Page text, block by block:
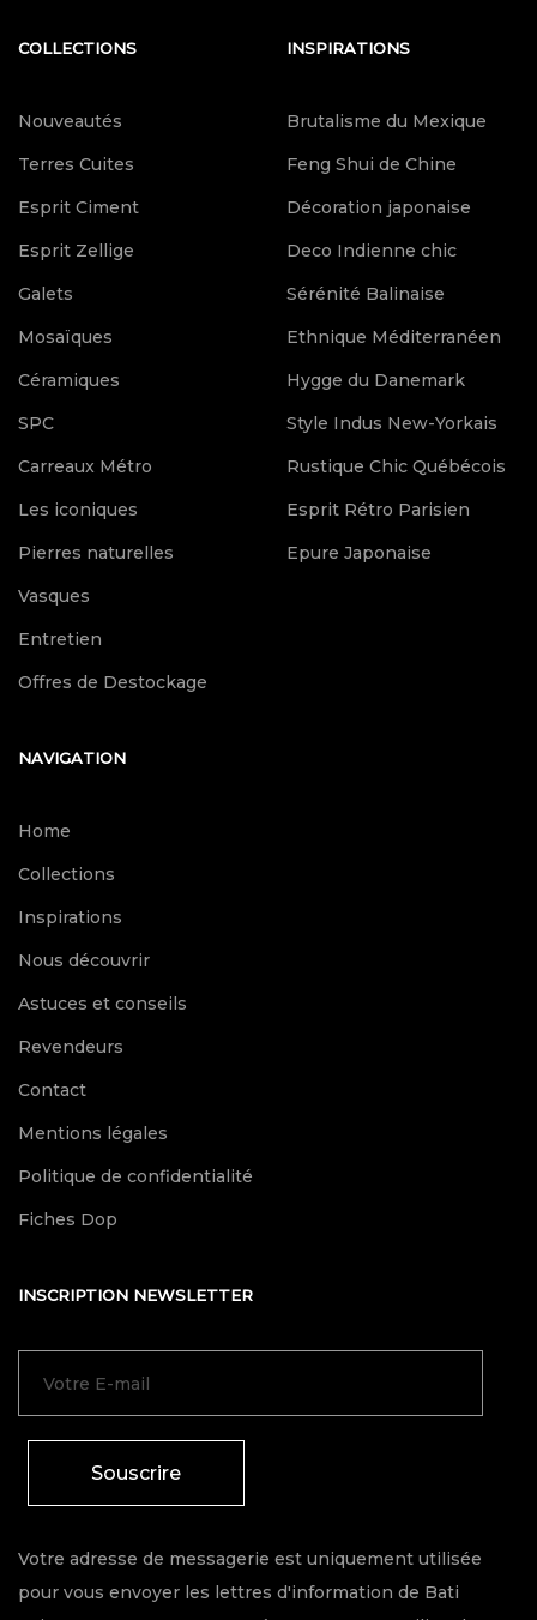
COLLECTIONS
Nouveautés
Terres Cuites
Esprit Ciment
Esprit Zellige
Galets
Mosaïques
Céramiques
SPC
Carreaux Métro
Les iconiques
Pierres naturelles
Vasques
Entretien
Offres de Destockage
INSPIRATIONS
Brutalisme du Mexique
Feng Shui de Chine
Décoration japonaise
Deco Indienne chic
Sérénité Balinaise
Ethnique Méditerranéen
Hygge du Danemark
Style Indus New-Yorkais
Rustique Chic Québécois
Esprit Rétro Parisien
Epure Japonaise
NAVIGATION
Home
Collections
Inspirations
Nous découvrir
Astuces et conseils
Revendeurs
Contact
Mentions légales
Politique de confidentialité
Fiches Dop
INSCRIPTION NEWSLETTER
Souscrire
Votre adresse de messagerie est uniquement utilisée
pour vous envoyer les lettres d'information de Bati